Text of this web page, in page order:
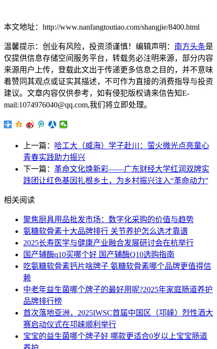
本文地址：http://www.nanfangtoutiao.com/shangjie/8400.html
温馨提示：创业有风险，投资须谨慎！编辑声明： 南方头条是
仅提供信息存储空间服务平台，转载务必注明来源，部分内容
来源用户上传，登载此文出于传递更多信息之目的，并不意味
着赞同其观点或证实其描述，不可作为直接的消费指导与投资
建议。文章内容仅供参考，如有侵犯版权请来信告知E-
mail:1074976040@qq.com,我们将立即处理。
上一篇： 哈工大（威海）学子赴川：萤火微光点亮童心
青春实践助力振兴
下一篇： 革命文化焕新彩——广东财经大学红润双牌实
践团让红色基因扎根乡土，为乡村振兴注入“革命动力”
相关阅读
聚焦厨具用品批发市场：数字化采购的价值与趋势
氨糖软骨素十大品牌排行 关节养护怎么选才靠谱
2025长寿医学与健康产业融合发展研讨会在杭举行
国产辅酶q10买哪个好 国产辅酶Q10选购指南
吃氨糖软骨素钙片啥牌子 氨糖软骨素哪个品牌更值得信
赖
中老年益生菌哪个牌子的最好用呢?2025年家庭肠道养护
品牌排行榜
首次落地亚洲，2025IWSC首届中国区（邛崃）烈性酒大
赛启动仪式在邛崃顺利举行
宝宝的益生菌哪个牌子好 哪款更适合0岁以上宝宝肠道